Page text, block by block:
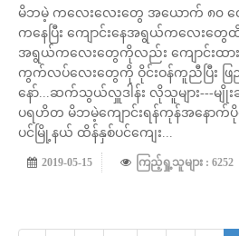
မိဘမဲ့ ကလေးလေးတွေ အယောက် ၈၀ လေ
ကနေပြီး ကျောင်းနေအရွယ်ကလေးတွေထိ
အရွယ်ကလေးတွေကိုလည်း ကျောင်းထာ
ကွက်လပ်လေးတွေကို ဝိုင်းဝန်ကူညီပြီး ဖြ
နော်...ဆက်သွယ်လှူဒါန်း လိုသူများ---မျို
ပရဟိတ မိဘမဲ့ကျောင်းရန်ကုန်အနောက်
ပင်မြို့နယ် ထိန်နှစ်ပင်ကျေး...
2019-05-15 ကြည့်ရှု့သူများ : 6252